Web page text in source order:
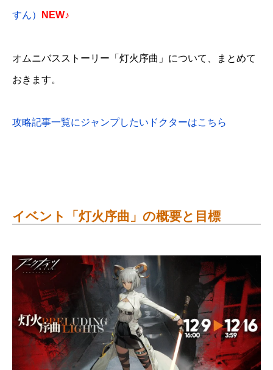
すん） NEW♪
オムニバスストーリー「灯火序曲」について、まとめて
おきます。
攻略記事一覧にジャンプしたいドクターはこちら
イベント「灯火序曲」の概要と目標